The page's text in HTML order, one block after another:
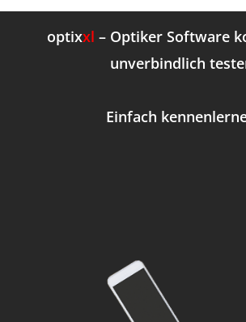
optixxl – Optiker Software
unverbindlich
Einfach